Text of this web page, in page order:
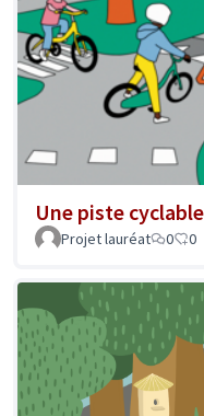
Une piste
Projet lauréat 0 0